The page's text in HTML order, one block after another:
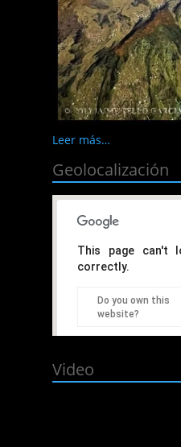
Leer más…
Geolocalización
This page can't
correctly.
Do you own this
website?
Video